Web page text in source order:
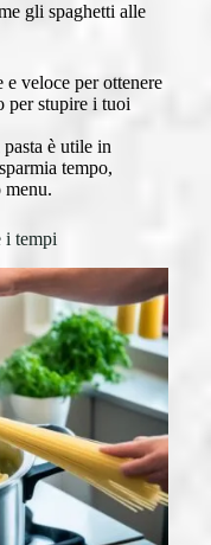
gli spaghetti alle
veloce per ottenere
per stupire i tuoi
è utile in
tempo,
menu.
i tempi